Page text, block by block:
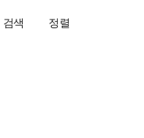
검색 정렬